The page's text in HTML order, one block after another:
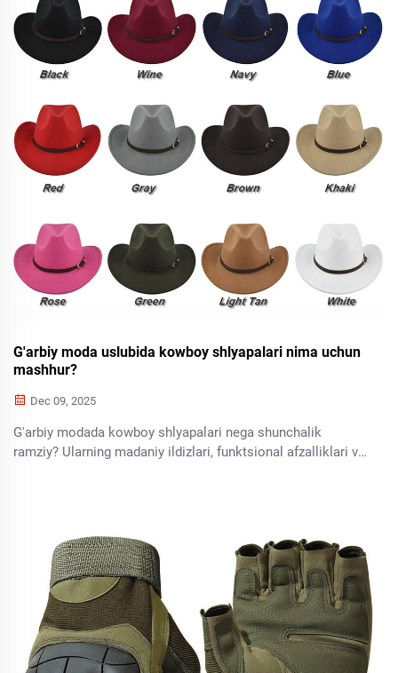
G'arbiy moda uslubida kowboy shlyapalari nima uchun
mashhur?
Dec 09, 2025
G'arbiy modada kowboy shlyapalari nega shunchalik
ramziy? Ularning madaniy ildizlari, funktsional afzalliklari va